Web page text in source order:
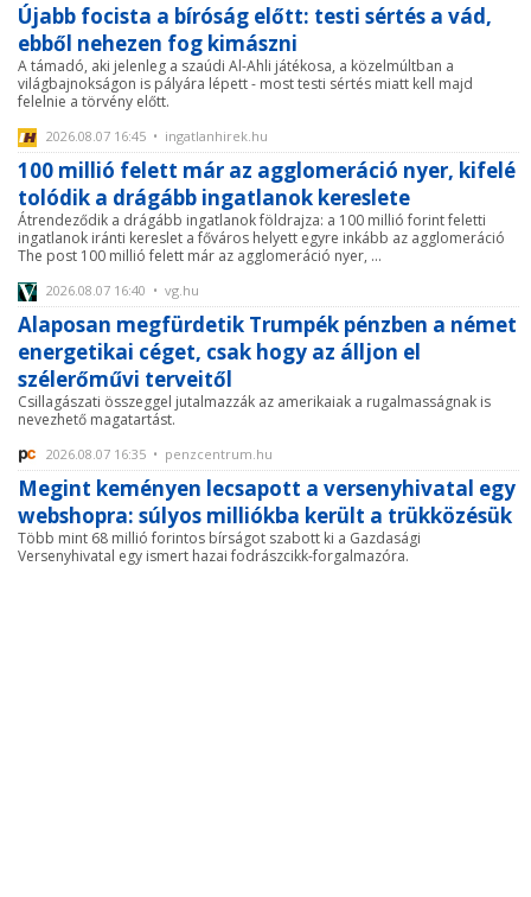
Újabb focista a bíróság előtt: testi sértés a vád,
ebből nehezen fog kimászni
A támadó, aki jelenleg a szaúdi Al-Ahli játékosa, a közelmúltban a
világbajnokságon is pályára lépett - most testi sértés miatt kell majd
felelnie a törvény előtt.
2026.08.07 16:45 • ingatlanhirek.hu
100 millió felett már az agglomeráció nyer, kifelé
tolódik a drágább ingatlanok kereslete
Átrendeződik a drágább ingatlanok földrajza: a 100 millió forint feletti
ingatlanok iránti kereslet a főváros helyett egyre inkább az agglomeráció
The post 100 millió felett már az agglomeráció nyer, ...
2026.08.07 16:40 • vg.hu
Alaposan megfürdetik Trumpék pénzben a német
energetikai céget, csak hogy az álljon el
szélerőművi terveitől
Csillagászati összeggel jutalmazzák az amerikaiak a rugalmasságnak is
nevezhető magatartást.
2026.08.07 16:35 • penzcentrum.hu
Megint keményen lecsapott a versenyhivatal egy
webshopra: súlyos milliókba került a trükközésük
Több mint 68 millió forintos bírságot szabott ki a Gazdasági
Versenyhivatal egy ismert hazai fodrászcikk-forgalmazóra.